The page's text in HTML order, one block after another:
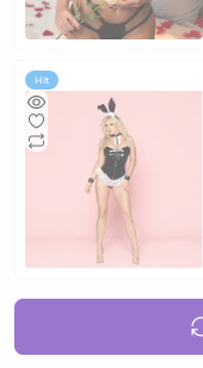
Hit